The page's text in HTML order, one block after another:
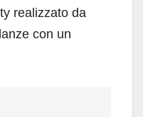
realizzato da
con un